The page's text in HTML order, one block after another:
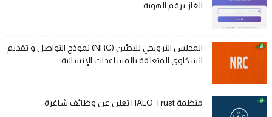
الغاز برقم الهوية
المجلس النرويجي للاجئين (NRC) نموذج التواصل و تقديم
الشكاوى المتعلقة بالمساعدات الإنسانية
منظمة HALO Trust تعلن عن وظائف شاغرة